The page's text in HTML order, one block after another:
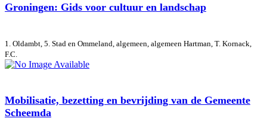
Groningen: Gids voor cultuur en landschap
1. Oldambt, 5. Stad en Ommeland, algemeen, algemeen Hartman, T. Kornack,
F.C.
Mobilisatie, bezetting en bevrijding van de Gemeente
Scheemda